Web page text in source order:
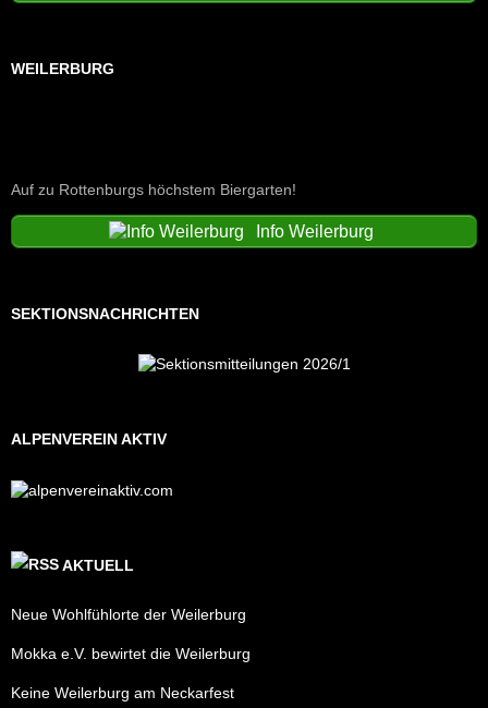
WEILERBURG
Auf zu Rottenburgs höchstem Biergarten!
Info Weilerburg
SEKTIONSNACHRICHTEN
ALPENVEREIN AKTIV
AKTUELL
Neue Wohlfühlorte der Weilerburg
Mokka e.V. bewirtet die Weilerburg
Keine Weilerburg am Neckarfest